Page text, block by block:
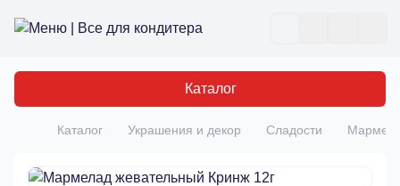
Все для кондитера
Каталог
Главная
Каталог Украшения и декор Сладости